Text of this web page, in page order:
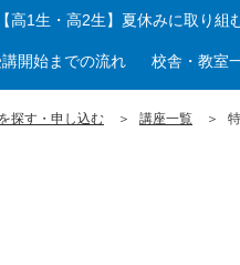
【高1生・高2生】夏休みに取り組
開始までの流れ 校舎・教室
探す・申し込む 講座一覧